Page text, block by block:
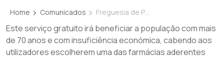
Home Comunicados Freguesia de Paranhos e ANF juntos na Preparação Individualizada de Medicação à população sénior
Este serviço gratuito irá beneficiar a população com mais
de 70 anos e com insuficiência económica, cabendo aos
utilizadores escolherem uma das farmácias aderentes